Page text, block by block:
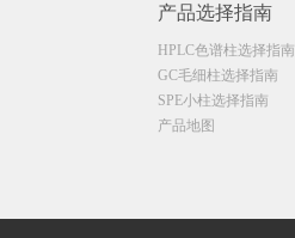
产品选择指南
HPLC色谱柱选择指南
GC毛细柱选择指南
SPE小柱选择指南
产品地图